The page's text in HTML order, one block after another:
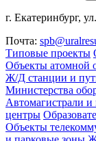
г. Екатеринбург,
Почта:
Типовые проекты
Объекты атомной
Ж/Д станции и
Министерства
Автомагистрали
центры
Объекты